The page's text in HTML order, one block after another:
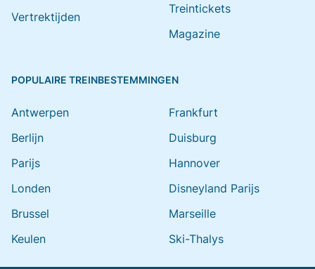
Vertrektijden
Treintickets
Magazine
POPULAIRE TREINBESTEMMINGEN
Antwerpen
Berlijn
Parijs
Londen
Brussel
Keulen
Frankfurt
Duisburg
Hannover
Disneyland Parijs
Marseille
Ski-Thalys